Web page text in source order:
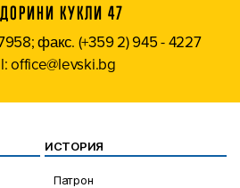
КУКЛИ 47
факс. (+359 2) 945 - 4227
office@levski.bg
ИСТОРИЯ
Патрон